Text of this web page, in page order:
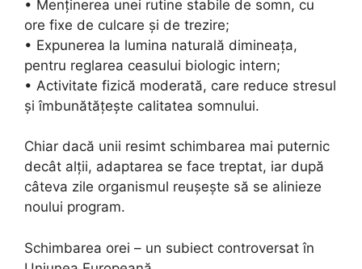
• Menținerea unei rutine stabile de somn, cu
ore fixe de culcare și de trezire;
• Expunerea la lumina naturală dimineața,
pentru reglarea ceasului biologic intern;
• Activitate fizică moderată, care reduce stresul
și îmbunătățește calitatea somnului.
Chiar dacă unii resimt schimbarea mai puternic
decât alții, adaptarea se face treptat, iar după
câteva zile organismul reușește să se alinieze
noului program.
Schimbarea orei – un subiect controversat în